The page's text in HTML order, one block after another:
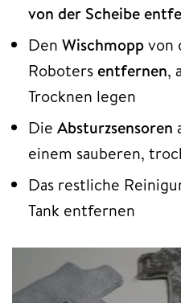
von der Scheibe
Den Wischmoppvon
Robotersentfernen,
Trocknen legen
Die Absturzsensoren
einem sauberen,
Das restliche
Tank entfernen